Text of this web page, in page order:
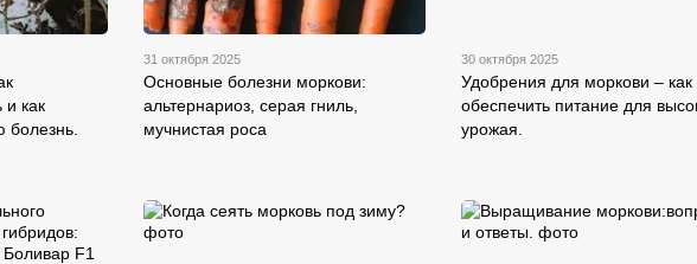
и как
болезнь.
31 октября 2025
Основные болезни моркови:
альтернариоз, серая гниль,
мучнистая роса
30 октября 2025
Удобрения для моркови – как
обеспечить питание для
урожая.